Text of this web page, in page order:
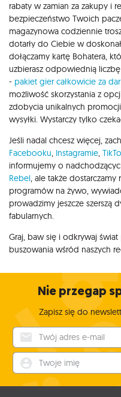
rabaty w zamian za zakupy i
bezpieczeństwo Twoich
magazynowa codziennie
dotarły do Ciebie w
dołączamy kartę Bohatera,
uzbierasz odpowiednią
- pakiet gier całkowicie za
możliwość skorzystania z
zdobycia unikalnych
wysyłki. Wystarczy tylko
Jeśli nadal chcesz więcej,
Facebooku, Instagramie,
informujemy o
Rebel, ale także dostarczamy
programów na żywo,
prowadzimy jeszcze szerszą
fabularnych.
Graj, baw się i odkrywaj
buszowania wśród naszych
Nie przegap
Zapisz się do